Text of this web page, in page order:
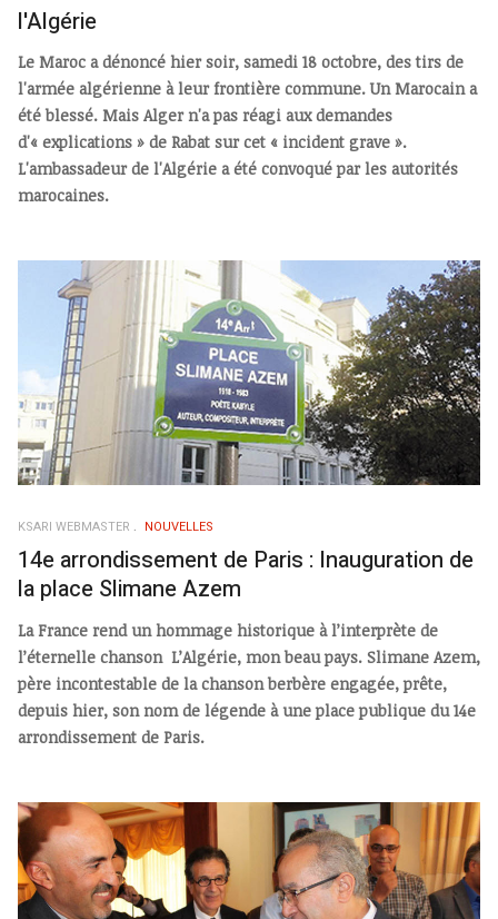
l'Algérie
Le Maroc a dénoncé hier soir, samedi 18 octobre, des tirs de
l'armée algérienne à leur frontière commune. Un Marocain a
été blessé. Mais Alger n'a pas réagi aux demandes
d'« explications » de Rabat sur cet « incident grave ».
L'ambassadeur de l'Algérie a été convoqué par les autorités
marocaines.
KSARI WEBMASTER NOUVELLES
14e arrondissement de Paris : Inauguration de
la place Slimane Azem
La France rend un hommage historique à l’interprète de
l’éternelle chanson L’Algérie, mon beau pays. Slimane Azem,
père incontestable de la chanson berbère engagée, prête,
depuis hier, son nom de légende à une place publique du 14e
arrondissement de Paris.